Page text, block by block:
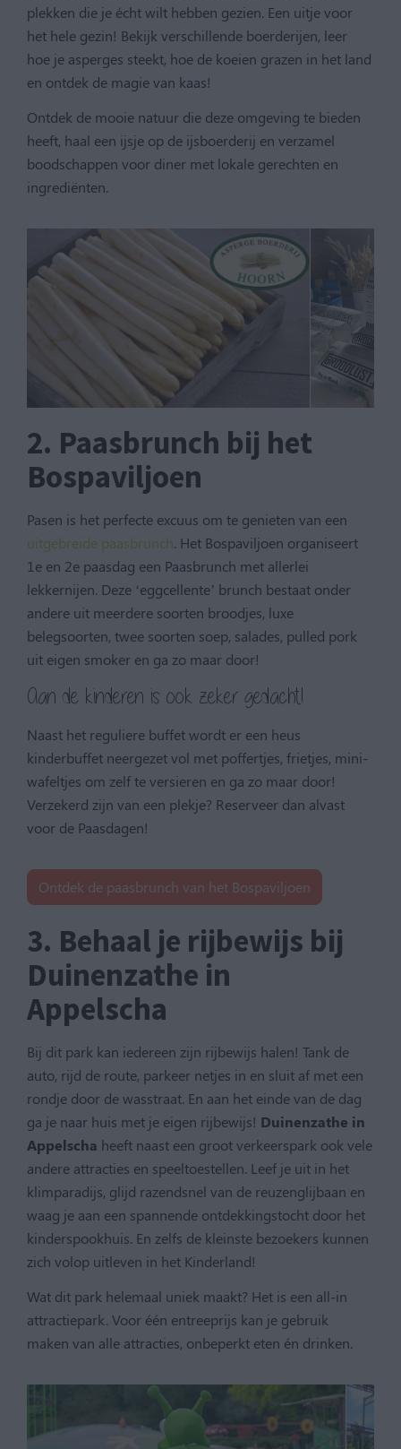
plekken die je écht wilt hebben gezien. Een uitje voor
het hele gezin! Bekijk verschillende boerderijen, leer
hoe je asperges steekt, hoe de koeien grazen in het land
en ontdek de magie van kaas!
Ontdek de mooie natuur die deze omgeving te bieden
heeft, haal een ijsje op de ijsboerderij en verzamel
boodschappen voor diner met lokale gerechten en
ingrediënten.
2. Paasbrunch bij het
Bospaviljoen
Pasen is het perfecte excuus om te genieten van een
uitgebreide paasbrunch. Het Bospaviljoen organiseert
1e en 2e paasdag een Paasbrunch met allerlei
lekkernijen. Deze ‘eggcellente’ brunch bestaat onder
andere uit meerdere soorten broodjes, luxe
belegsoorten, twee soorten soep, salades, pulled pork
uit eigen smoker en ga zo maar door!
Aan de kinderen is ook zeker gedacht!
Naast het reguliere buffet wordt er een heus
kinderbuffet neergezet vol met poffertjes, frietjes, mini-
wafeltjes om zelf te versieren en ga zo maar door!
Verzekerd zijn van een plekje? Reserveer dan alvast
voor de Paasdagen!
Ontdek de paasbrunch van het Bospaviljoen
3. Behaal je rijbewijs bij
Duinenzathe in
Appelscha
Bij dit park kan iedereen zijn rijbewijs halen! Tank de
auto, rijd de route, parkeer netjes in en sluit af met een
rondje door de wasstraat. En aan het einde van de dag
ga je naar huis met je eigen rijbewijs! Duinenzathe in
Appelscha heeft naast een groot verkeerspark ook vele
andere attracties en speeltoestellen. Leef je uit in het
klimparadijs, glijd razendsnel van de reuzenglijbaan en
waag je aan een spannende ontdekkingstocht door het
kinderspookhuis. En zelfs de kleinste bezoekers kunnen
zich volop uitleven in het Kinderland!
Wat dit park helemaal uniek maakt? Het is een all-in
attractiepark. Voor één entreeprijs kan je gebruik
maken van alle attracties, onbeperkt eten én drinken.